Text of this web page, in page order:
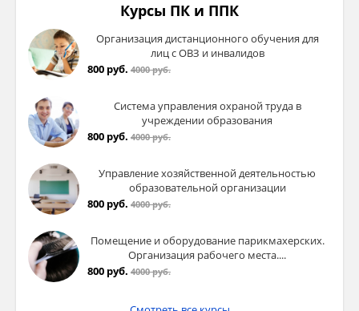
Особенности.
Овальная режущая кромка
позволяет осуществлять обработку поперек
волокон, исключая их продольный разрыв.
придать необходимую форму, но не удастся
достичь гладкой поверхности.
Курсы ПК и ППК
Организация дистанционного обучения для
лиц с ОВЗ и инвалидов
800 руб. 4000 руб.
Система управления охраной труда в
учреждении образования
800 руб. 4000 руб.
Управление хозяйственной деятельностью
образовательной организации
800 руб. 4000 руб.
Помещение и оборудование парикмахерских.
Организация рабочего места....
800 руб. 4000 руб.